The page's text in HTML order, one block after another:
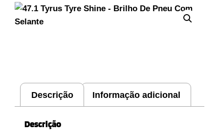
Descrição Informação adicional
Descrição